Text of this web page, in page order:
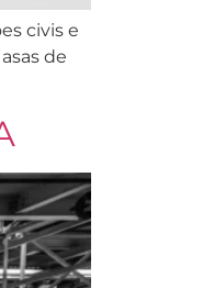
civis e
de